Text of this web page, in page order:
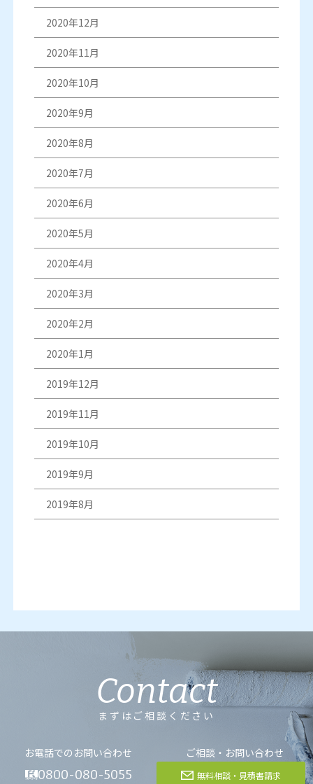
2020年12月
2020年11月
2020年10月
2020年9月
2020年8月
2020年7月
2020年6月
2020年5月
2020年4月
2020年3月
2020年2月
2020年1月
2019年12月
2019年11月
2019年10月
2019年9月
2019年8月
Contact
まずはご相談ください
お電話でのお問い合わせ
0800-080-5055
ご相談・お問い合わせ
無料相談・見積書請求